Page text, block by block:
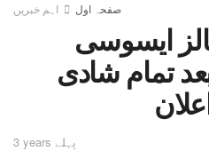
صفحہ اول اہم خبریں
ایسوسی
تمام شادی
3 years پہلے